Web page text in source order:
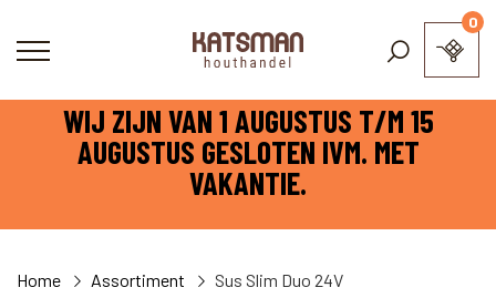
WIJ ZIJN VAN 1 AUGUSTUS T/M 15
AUGUSTUS GESLOTEN IVM. MET
VAKANTIE.
0
Home Assortiment Sus Slim Duo 24V